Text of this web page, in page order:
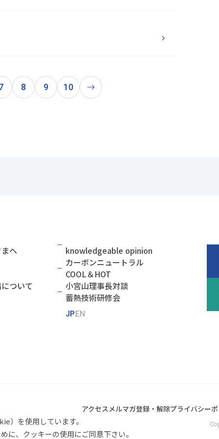
8 9 10
次
の
へ
ついて
knowledgeable opinion
カーボンニュートラル
COOL＆HOT
小宮山理事長対談
蓄熱技術研修会
JPEN
アクセスメルマガ登録・解除プライバシー
）を使用しています。
に、クッキーの使用にご同意下さい。